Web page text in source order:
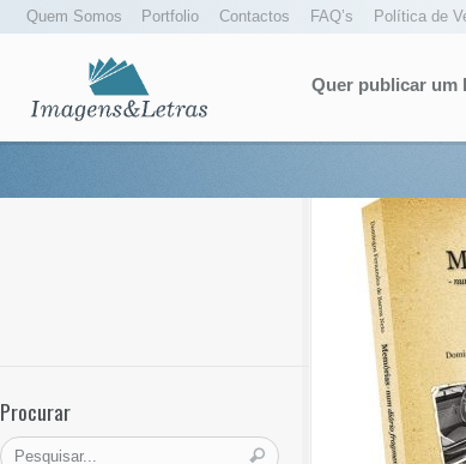
Quem Somos Portfolio Contactos FAQ’s Política de
Quer publicar um
Procurar